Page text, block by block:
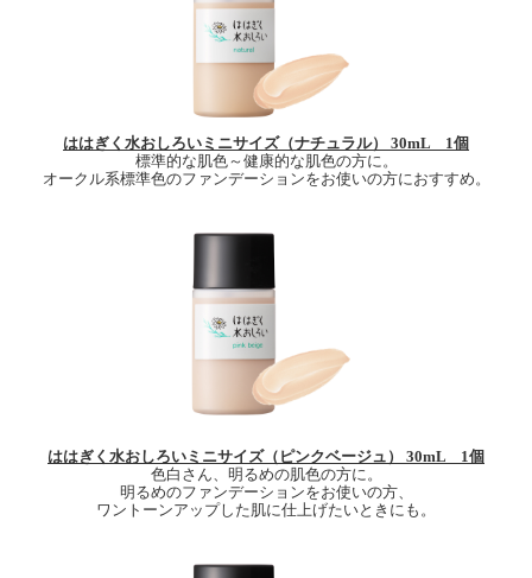
ははぎく水おしろいミニサイズ（ナチュラル） 30mL 1個
標準的な肌色～健康的な肌色の方に。
オークル系標準色のファンデーションをお使いの方におすすめ。
ははぎく水おしろいミニサイズ（ピンクベージュ） 30mL 1個
色白さん、明るめの肌色の方に。
明るめのファンデーションをお使いの方、
ワントーンアップした肌に仕上げたいときにも。